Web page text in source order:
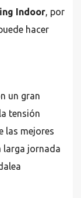
Indoor , por
hacer
un gran
tensión
las mejores
larga jornada